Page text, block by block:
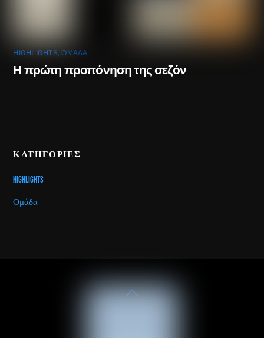
HIGHLIGHTS,ΟΜΆΔΑ
Η πρώτη προπόνηση της σεζόν
ΚΑΤΗΓΟΡΙΕΣ
Highlights
Ομάδα
Back